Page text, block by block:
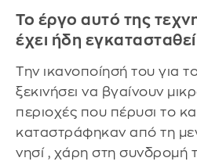
Το έργο αυτό της
έχει ήδη
Την ικανοποίησή του για
ξεκινήσει να βγαίνουν
περιοχές που πέρυσι το
καταστράφηκαν από τη
νησί , χάρη στη συνδρομή